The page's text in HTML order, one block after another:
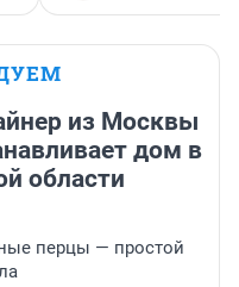
из Москвы
дом в
области
перцы — простой